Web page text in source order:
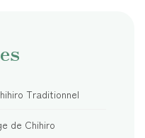
Traditionnel
de Chihiro